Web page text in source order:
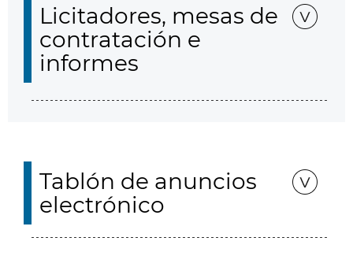
Licitadores, mesas de
contratación e
informes
Tablón de anuncios
electrónico